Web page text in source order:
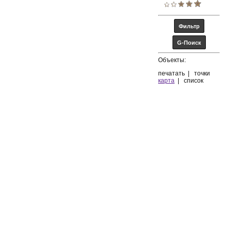
Объекты:
печатать
точки
карта
список